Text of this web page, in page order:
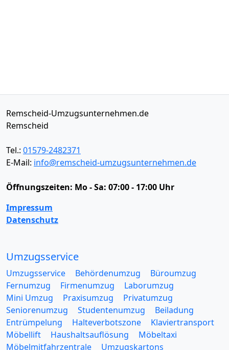
Remscheid-Umzugsunternehmen.de
Remscheid
Tel.: 01579-2482371
E-Mail: info@remscheid-umzugsunternehmen.de
Öffnungszeiten: Mo - Sa: 07:00 - 17:00 Uhr
Impressum
Datenschutz
Umzugsservice
Umzugsservice Behördenumzug
Büroumzug
Fernumzug
Firmenumzug
Laborumzug
Mini Umzug
Praxisumzug
Privatumzug
Seniorenumzug
Studentenumzug
Beiladung
Entrümpelung
Halteverbotszone
Klaviertransport
Möbellift
Haushaltsauflösung
Möbeltaxi
Möbelmitfahrzentrale
Umzugskartons